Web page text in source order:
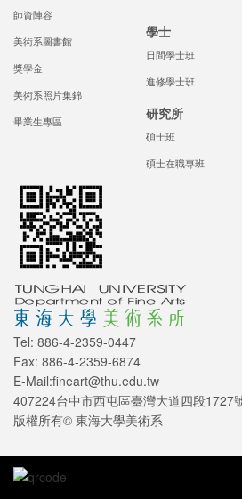
師資陣容
美術系圖書館
獎學金
美術系照片集錦
畢業生專區
學士
日間學士班
進修學士班
研究所
碩士班
碩士在職專班
Tel: 886-4-2359-0447
Fax: 886-4-2359-6874
E-Mail:fineart@thu.edu.tw
407224台中市西屯區臺灣大道四段1727
版權所有© 東海大學美術系